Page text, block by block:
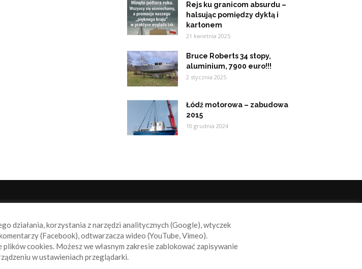
Rejs ku granicom absurdu –
halsując pomiędzy dyktą i
kartonem
21 kwietnia 2025
Bruce Roberts 34 stopy,
aluminium, 7900 euro!!!
2 stycznia 2025
Łódź motorowa – zabudowa
2015
10 grudnia 2024
którzy szukają aktualnych
świata motorowodniactwa i
działania, korzystania z narzędzi analitycznych (Google), wtyczek
(Facebook), odtwarzacza wideo (YouTube, Vimeo).
cookies. Możesz we własnym zakresie zablokować zapisywanie
w ustawieniach przeglądarki.